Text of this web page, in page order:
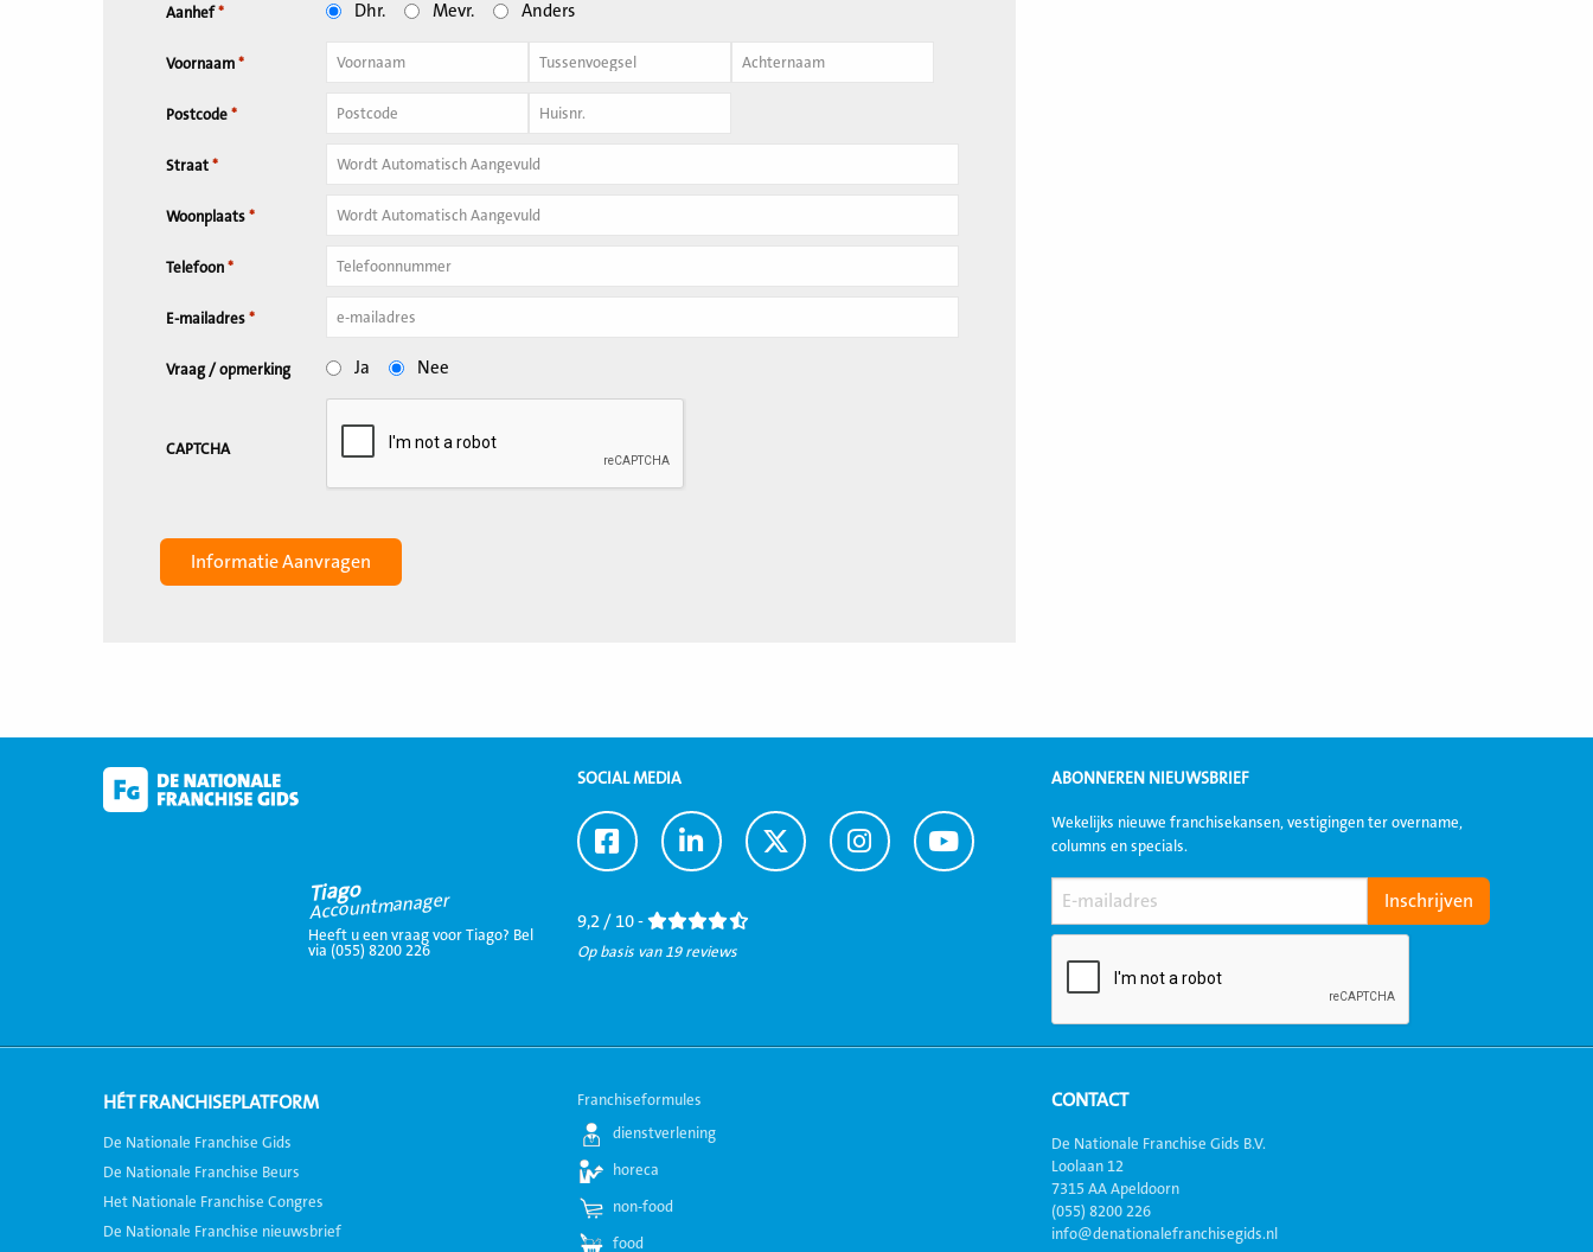
Aanhef * Dhr. Mevr. Anders
Voornaam *
Achternaam
Postcode *
Straat *
Woonplaats *
Telefoon *
E-mailadres *
Vraag / opmerking Ja Nee
CAPTCHA
Tiago
Accountmanager
Heeft u een vraag voor Tiago? Bel
via (055) 8200 226
SOCIAL MEDIA
Ga
naar
Ga
naar
Ga
naar
Ga
naar
Ga
naar
9,2 / 10 -
Op basis van 19 reviews
ABONNEREN NIEUWSBRIEF
Wekelijks nieuwe franchisekansen, vestigingen ter overname,
columns en specials.
HÉT FRANCHISEPLATFORM
De Nationale Franchise Gids
De Nationale Franchise Beurs
Het Nationale Franchise Congres
De Nationale Franchise nieuwsbrief
Franchiseformules
dienstverlening
horeca
non-food
food
CONTACT
De Nationale Franchise Gids B.V.
Loolaan 12
7315 AA Apeldoorn
(055) 8200 226
info@denationalefranchisegids.nl